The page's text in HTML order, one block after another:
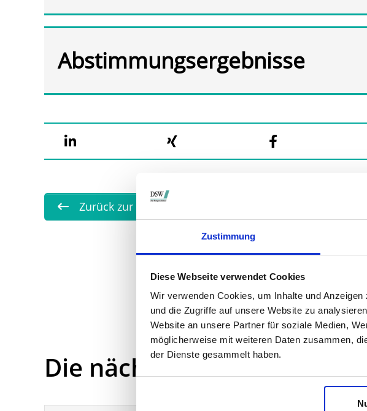
Zustimmung
Diese Webseite verwendet Cookies
Wir verwenden Cookies, um Inhalte und
und die Zugriffe auf unsere Website zu
Website an unsere Partner für soziale Medien,
möglicherweise mit weiteren Daten zusammen,
der Dienste gesammelt haben.
Abstimmungsergebnisse
Zurück zur Übersicht
Die nächsten Termine